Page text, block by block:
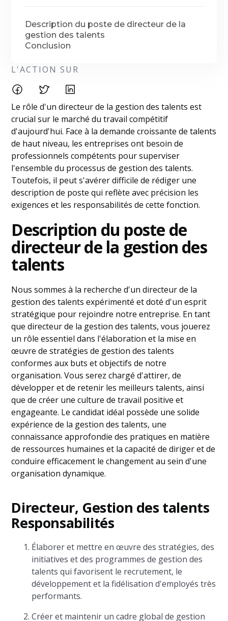
Description du poste de directeur de la
gestion des talents
Conclusion
L'ACTION SUR
Le rôle d'un directeur de la gestion des talents est
crucial sur le marché du travail compétitif
d'aujourd'hui. Face à la demande croissante de talents
de haut niveau, les entreprises ont besoin de
professionnels compétents pour superviser
l'ensemble du processus de gestion des talents.
Toutefois, il peut s'avérer difficile de rédiger une
description de poste qui reflète avec précision les
exigences et les responsabilités de cette fonction.
Description du poste de
directeur de la gestion des
talents
Nous sommes à la recherche d'un directeur de la
gestion des talents expérimenté et doté d'un esprit
stratégique pour rejoindre notre entreprise. En tant
que directeur de la gestion des talents, vous jouerez
un rôle essentiel dans l'élaboration et la mise en
œuvre de stratégies de gestion des talents
conformes aux buts et objectifs de notre
organisation. Vous serez chargé d'attirer, de
développer et de retenir les meilleurs talents, ainsi
que de créer une culture de travail positive et
engageante. Le candidat idéal possède une solide
expérience de la gestion des talents, une
connaissance approfondie des pratiques en matière
de ressources humaines et la capacité de diriger et de
conduire efficacement le changement au sein d'une
organisation dynamique.
Directeur, Gestion des talents
Responsabilités
Élaborer et mettre en œuvre des stratégies, des
initiatives et des programmes de gestion des
talents qui favorisent le recrutement, le
développement et la fidélisation d'employés très
performants.
Créer et maintenir un cadre global de gestion